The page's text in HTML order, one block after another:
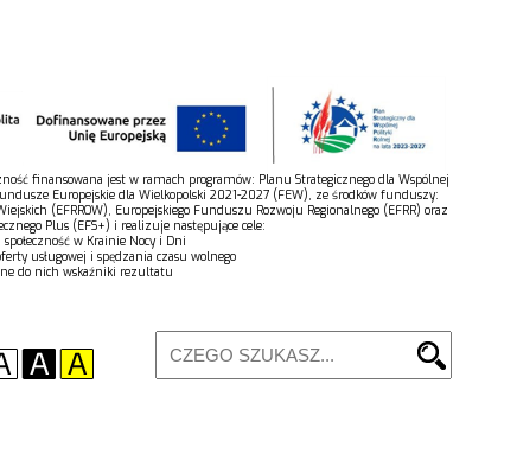
finansowana jest w ramach programów: Planu Strategicznego dla Wspólnej
Europejskie dla Wielkopolski 2021-2027 (FEW), ze środków funduszy:
(EFRROW), Europejskiego Funduszu Rozwoju Regionalnego (EFRR) oraz
Plus (EFS+) i realizuje następujące cele:
w Krainie Nocy i Dni
usługowej i spędzania czasu wolnego
do nich wskaźniki rezultatu